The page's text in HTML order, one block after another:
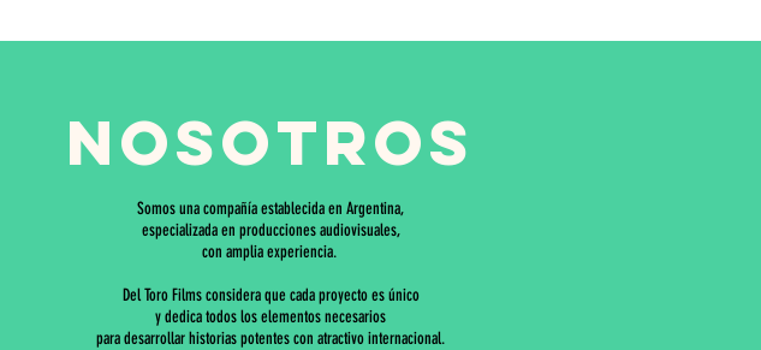
nosotros
Somos una compañía establecida en Argentina,
especializada en producciones audiovisuales,
con amplia experiencia.
Del Toro Films considera que cadaproyecto es único
y dedica todos los elementos necesarios
para desarrollar historias potentes con atractivo internacional.